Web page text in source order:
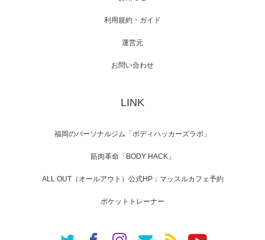
【TV】NHK BS「COOL JAPAN 」にてマッス
「ねとらぼ」さんに…
利用規約・ガイド
運営元
お問い合わせ
LINK
福岡のパーソナルジム「ボディハッカーズラボ」
筋肉革命「BODY HACK」
ALL OUT（オールアウト）公式HP：マッスルカフェ予約
ポケットトレーナー